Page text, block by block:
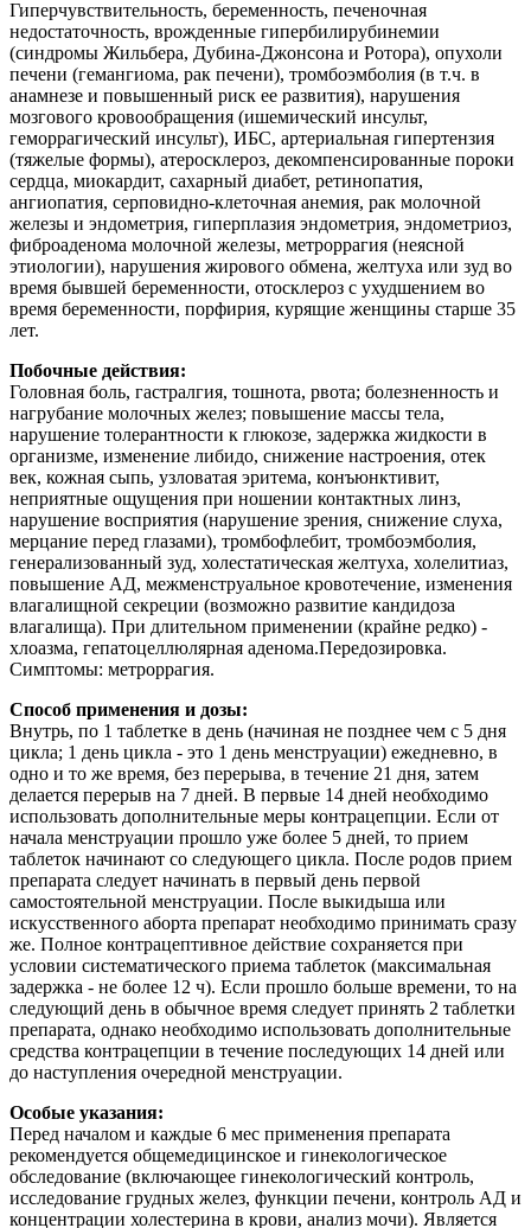
Гиперчувствительность, беременность, печеночная
недостаточность, врожденные гипербилирубинемии
(синдромы Жильбера, Дубина-Джонсона и Ротора), опухоли
печени (гемангиома, рак печени), тромбоэмболия (в т.ч. в
анамнезе и повышенный риск ее развития), нарушения
мозгового кровообращения (ишемический инсульт,
геморрагический инсульт), ИБС, артериальная гипертензия
(тяжелые формы), атеросклероз, декомпенсированные пороки
сердца, миокардит, сахарный диабет, ретинопатия,
ангиопатия, серповидно-клеточная анемия, рак молочной
железы и эндометрия, гиперплазия эндометрия, эндометриоз,
фиброаденома молочной железы, метроррагия (неясной
этиологии), нарушения жирового обмена, желтуха или зуд во
время бывшей беременности, отосклероз с ухудшением во
время беременности, порфирия, курящие женщины старше 35
лет.
Побочные действия:
Головная боль, гастралгия, тошнота, рвота; болезненность и
нагрубание молочных желез; повышение массы тела,
нарушение толерантности к глюкозе, задержка жидкости в
организме, изменение либидо, снижение настроения, отек
век, кожная сыпь, узловатая эритема, конъюнктивит,
неприятные ощущения при ношении контактных линз,
нарушение восприятия (нарушение зрения, снижение слуха,
мерцание перед глазами), тромбофлебит, тромбоэмболия,
генерализованный зуд, холестатическая желтуха, холелитиаз,
повышение АД, межменструальное кровотечение, изменения
влагалищной секреции (возможно развитие кандидоза
влагалища). При длительном применении (крайне редко) -
хлоазма, гепатоцеллюлярная аденома.Передозировка.
Симптомы: метроррагия.
Способ применения и дозы:
Внутрь, по 1 таблетке в день (начиная не позднее чем с 5 дня
цикла; 1 день цикла - это 1 день менструации) ежедневно, в
одно и то же время, без перерыва, в течение 21 дня, затем
делается перерыв на 7 дней. В первые 14 дней необходимо
использовать дополнительные меры контрацепции. Если от
начала менструации прошло уже более 5 дней, то прием
таблеток начинают со следующего цикла. После родов прием
препарата следует начинать в первый день первой
самостоятельной менструации. После выкидыша или
искусственного аборта препарат необходимо принимать сразу
же. Полное контрацептивное действие сохраняется при
условии систематического приема таблеток (максимальная
задержка - не более 12 ч). Если прошло больше времени, то на
следующий день в обычное время следует принять 2 таблетки
препарата, однако необходимо использовать дополнительные
средства контрацепции в течение последующих 14 дней или
до наступления очередной менструации.
Особые указания:
Перед началом и каждые 6 мес применения препарата
рекомендуется общемедицинское и гинекологическое
обследование (включающее гинекологический контроль,
исследование грудных желез, функции печени, контроль АД и
концентрации холестерина в крови, анализ мочи). Является